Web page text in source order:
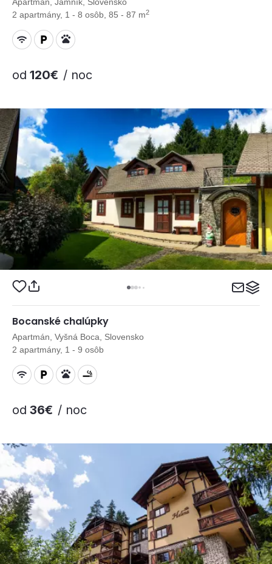
2 apartmány, 1 - 8 osôb, 85 - 87 m2
od 120€ / noc
Bocanské chalúpky
Apartmán, Vyšná Boca, Slovensko
2 apartmány, 1 - 9 osôb
od 36€ / noc